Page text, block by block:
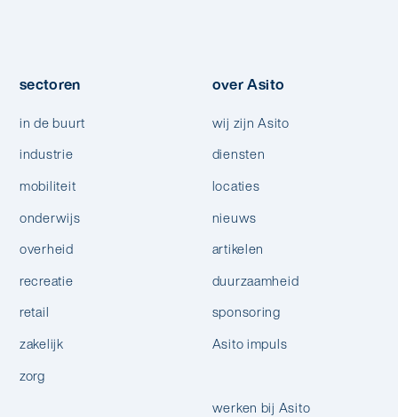
sectoren
in de buurt
industrie
mobiliteit
onderwijs
overheid
recreatie
retail
zakelijk
zorg
over Asito
wij zijn Asito
diensten
locaties
nieuws
artikelen
duurzaamheid
sponsoring
Asito impuls
werken bij Asito